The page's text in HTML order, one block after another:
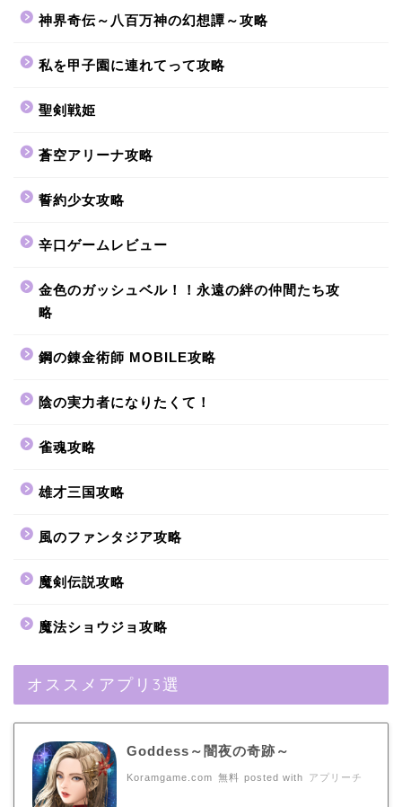
神界奇伝～八百万神の幻想譚～攻略
私を甲子園に連れてって攻略
聖剣戦姫
蒼空アリーナ攻略
誓約少女攻略
辛口ゲームレビュー
金色のガッシュベル！！永遠の絆の仲間たち攻
略
鋼の錬金術師 MOBILE攻略
陰の実力者になりたくて！
雀魂攻略
雄才三国攻略
風のファンタジア攻略
魔剣伝説攻略
魔法ショウジョ攻略
オススメアプリ3選
Goddess～闇夜の奇跡～
Koramgame.com 無料 posted with アプリーチ